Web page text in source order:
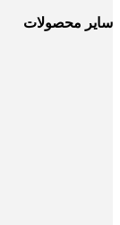
سایر محصولات